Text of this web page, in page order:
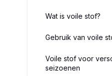
Wat is voile stof?
Gebruik van voile
Voile stof voor
seizoenen